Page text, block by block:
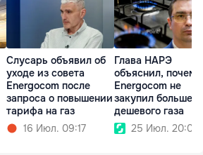
Слусарь объявил об
уходе из совета
Energocom после
запроса о повышении
тарифа на газ
16 Июл. 09:17
Глава НАРЭ
объяснил, почему
Energocom не
закупил больше
дешевого газа
25 Июл. 20:00